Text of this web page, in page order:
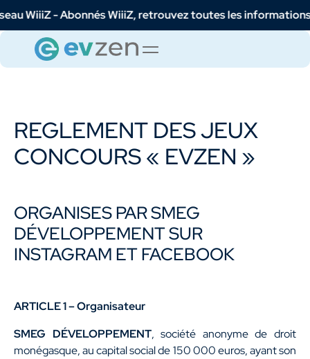
- Abonnés WiiiZ, retrouvez toutes les informations
REGLEMENT DES JEUX
CONCOURS « EVZEN »
ORGANISES PAR SMEG
DÉVELOPPEMENT SUR
INSTAGRAM ET FACEBOOK
ARTICLE 1 – Organisateur
SMEG DÉVELOPPEMENT, société anonyme de droit
monégasque, au capital social de 150 000 euros, ayant son